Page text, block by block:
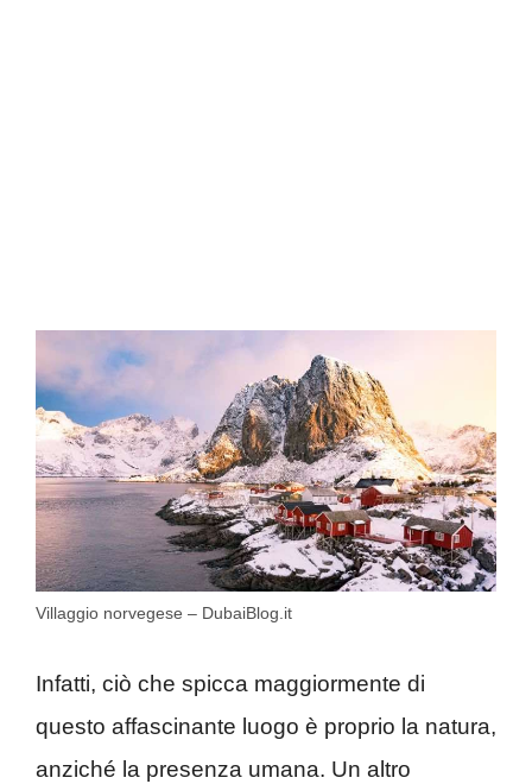
Villaggio norvegese – DubaiBlog.it
Infatti, ciò che spicca maggiormente di
questo affascinante luogo è proprio la natura,
anziché la presenza umana. Un altro